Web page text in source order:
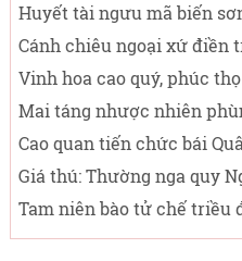
Huyết tài ngưu mã biến
Cánh chiêu ngoại xứ điền
Vinh hoa cao quý, phúc
Mai táng nhược nhiên
Cao quan tiến chức bái
Giá thú: Thường nga quy
Tam niên bào tử chế triều